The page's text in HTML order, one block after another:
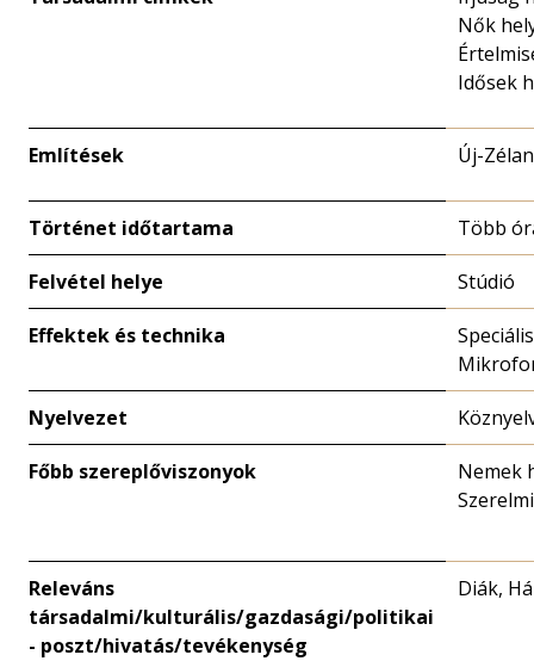
Nők
Idősek
Említések Új-
Történet időtartama Több
Felvétel helye Stúdió
Effektek és technika
Nyelvezet
Főbb szereplőviszonyok
Nemek
Releváns
társadalmi/kulturális/gazdasági/politikai
- poszt/hivatás/tevékenység
Diák,